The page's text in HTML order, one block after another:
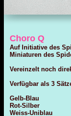
Choro Q
Auf Initiative des
Miniaturen des
Vereinzelt noch
Verfügbar als 3
Gelb-Blau
Rot-Silber
Weiss-Uniblau